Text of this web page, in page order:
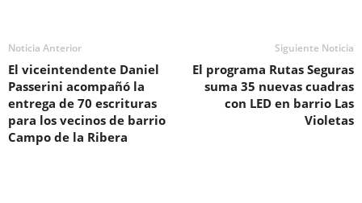
Noticia Anterior
El viceintendente Daniel
Passerini acompañó la
entrega de 70 escrituras
para los vecinos de barrio
Campo de la Ribera
Siguiente Noticia
El programa Rutas Seguras
suma 35 nuevas cuadras
con LED en barrio Las
Violetas